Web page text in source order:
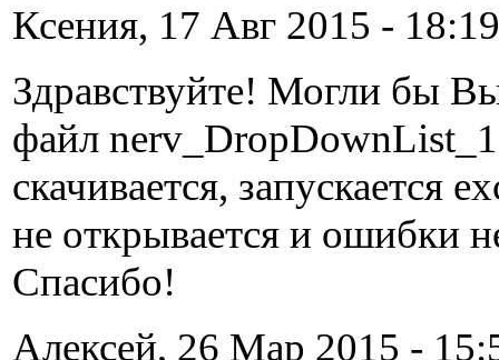
Ксения, 17 Авг 2015 -
Здравствуйте! Могли бы
файл
скачивается, запускается
не открывается и ошибки
Спасибо!
Алексей, 26 Мар 2015 -